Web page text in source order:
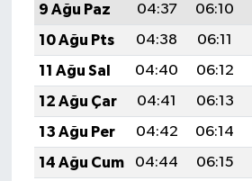
9 Ağu Paz
04:37 06:10
10 Ağu Pts
04:38 06:11
11 Ağu Sal
04:40 06:12
12 Ağu Çar
04:41 06:13
13 Ağu Per
04:42 06:14
14 Ağu Cum
04:44 06:15